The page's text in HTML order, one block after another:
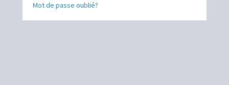
Mot de passe oublié?